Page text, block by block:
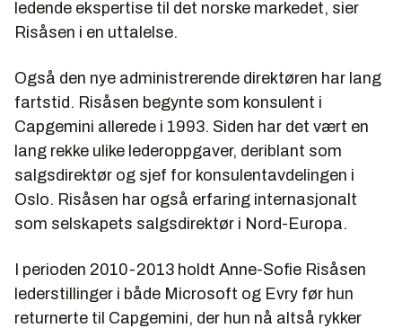
ledende ekspertise til det norske markedet, sier
Risåsen i en uttalelse.
Også den nye administrerende direktøren har lang
fartstid. Risåsen begynte som konsulent i
Capgemini allerede i 1993. Siden har det vært en
lang rekke ulike lederoppgaver, deriblant som
salgsdirektør og sjef for konsulentavdelingen i
Oslo. Risåsen har også erfaring internasjonalt
som selskapets salgsdirektør i Nord-Europa.
I perioden 2010-2013 holdt Anne-Sofie Risåsen
lederstillinger i både Microsoft og Evry før hun
returnerte til Capgemini, der hun nå altså rykker